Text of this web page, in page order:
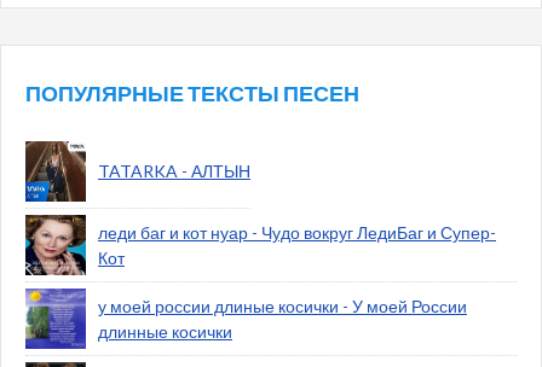
ПОПУЛЯРНЫЕ ТЕКСТЫ ПЕСЕН
TATARKA - АЛТЫН
леди баг и кот нуар - Чудо вокруг ЛедиБаг и Супер-
Кот
у моей россии длиные косички - У моей России
длинные косички